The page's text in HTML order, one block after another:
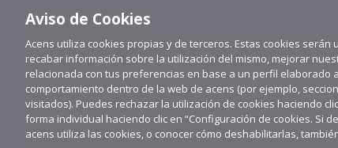
Aviso de Cookies
Acens utiliza cookies propias y de terceros. Estas cookies
recabar información sobre la utilización del mismo, mejorar
relacionada con tus preferencias en base a un perfil elaborado
comportamiento dentro de la web de acens (por ejemplo,
visitados). Puedes rechazar la utilización de cookies haciendo
forma individual haciendo clic en “Configuración de cookies. Si
acens utiliza las cookies, o conocer cómo deshabilitarlas,